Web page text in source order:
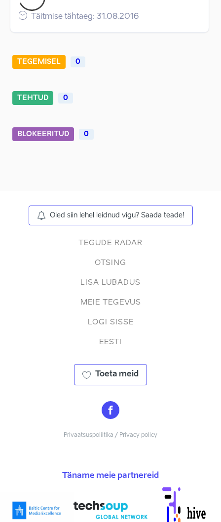
Täitmise tähtaeg: 31.08.2016
TEGEMISEL 0
TEHTUD 0
BLOKEERITUD 0
Oled siin lehel leidnud vigu? Saada teade!
TEGUDE RADAR
OTSING
LISA LUBADUS
MEIE TEGEVUS
LOGI SISSE
EESTI
Toeta meid
Privaatsuspoliitika / Privacy policy
Täname meie partnereid